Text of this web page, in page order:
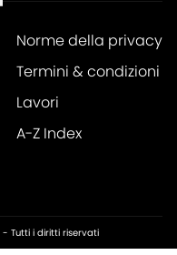
Norme della privacy
Termini & condizioni
Lavori
A-Z Index
- Tutti i diritti riservati